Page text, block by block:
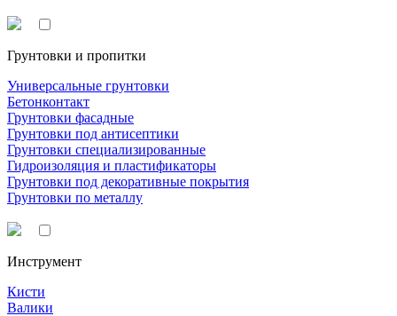
Грунтовки и пропитки
Универсальные грунтовки
Бетонконтакт
Грунтовки фасадные
Грунтовки под антисептики
Грунтовки специализированные
Гидроизоляция и пластификаторы
Грунтовки под декоративные покрытия
Грунтовки по металлу
Инструмент
Кисти
Валики